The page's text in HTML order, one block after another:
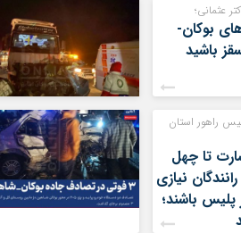
عثمانی؛
بوکان-
باشید
راهور استان
تا چهل
نیازی
باشند؛